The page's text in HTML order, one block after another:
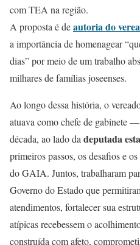
com TEA na região.
A proposta é deautoria do
a importância de homenagear
dias” por meio de um trabalho
milhares de famílias joseenses.
Ao longo dessa história, o
atuava como chefe de gabinete
década, ao lado dadeputada
primeiros passos, os desafios e
do GAIA. Juntos, trabalharam
Governo do Estado que
atendimentos, fortalecer sua
atípicas recebessem o
construída com afeto,